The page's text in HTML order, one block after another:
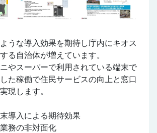
うな導入効果を期待し庁内にキオス
る自治体が増えています。
やスーパーで利用されている端末で
た稼働で住民サービスの向上と窓口
現します。
導入による期待効果
務の非対面化